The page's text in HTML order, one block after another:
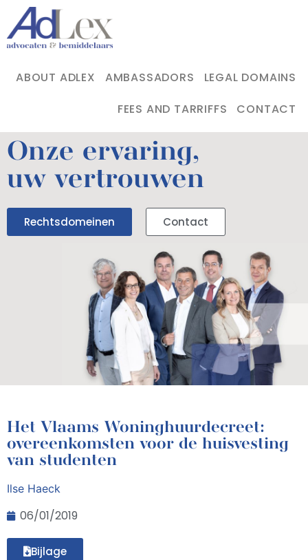
ABOUT ADLEX AMBASSADORS
LEGAL DOMAINS
FEES AND TARRIFFS
CONTACT
Onze ervaring,
uw vertrouwen
Rechtsdomeinen Contact
Het Vlaams Woninghuurdecreet:
overeenkomsten voor de huisvesting
van studenten
Ilse Haeck
06/01/2019
Bijlage